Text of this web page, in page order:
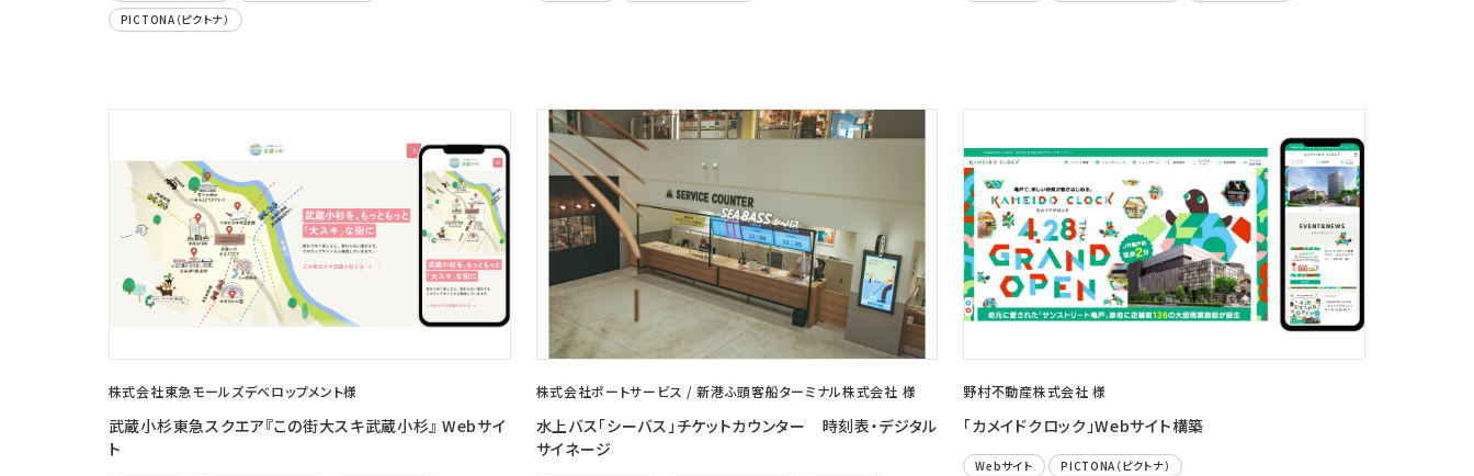
PICTONA（ピクトナ）
株式会社東急モールズデベロップメント様
武蔵小杉東急スクエア『この街大スキ武蔵小杉』 Webサイ
ト
株式会社ポートサービス / 新港ふ頭客船ターミナル株式会社 様
水上バス「シーバス」チケットカウンター 時刻表・デジタル
サイネージ
野村不動産株式会社 様
「カメイドクロック」Webサイト構築
Webサイト PICTONA（ピクトナ）